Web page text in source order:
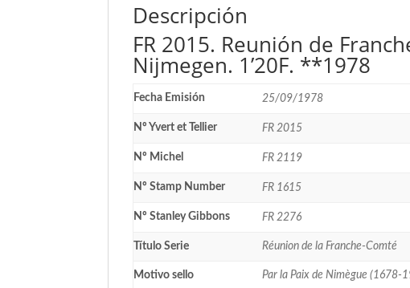
Descripción
FR 2015. Reunión de
Nijmegen. 1’20F. **1978
Fecha Emisión 25/09/1978
Nº Yvert et Tellier FR 2015
Nº Michel FR 2119
Nº Stamp Number FR 1615
Nº Stanley Gibbons FR 2276
Título Serie Réunion de la Franche-Comté
Motivo sello Par la Paix de Nimègue (1678-